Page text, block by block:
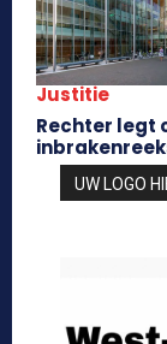
Justitie
Rechter legt
UW LOGO